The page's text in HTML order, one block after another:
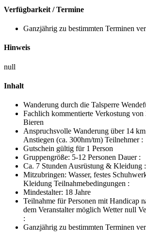
Verfügbarkeit / Termine
Ganzjährig zu bestimmten Terminen
Hinweis
null
Inhalt
Wanderung durch die Talsperre
Fachlich kommentierte Verkostung von
Bieren
Anspruchsvolle Wanderung über 14
Anstiegen (ca. 300hm/tm) Teilnehmer :
Gutschein gültig für 1 Person
Gruppengröße: 5-12 Personen Dauer :
Ca. 7 Stunden Ausrüstung & Kleidung :
Mitzubringen: Wasser, festes
Kleidung Teilnahmebedingungen :
Mindestalter: 18 Jahre
Teilnahme für Personen mit Handicap
dem Veranstalter möglich Wetter null
:
Ganzjährig zu bestimmten Terminen